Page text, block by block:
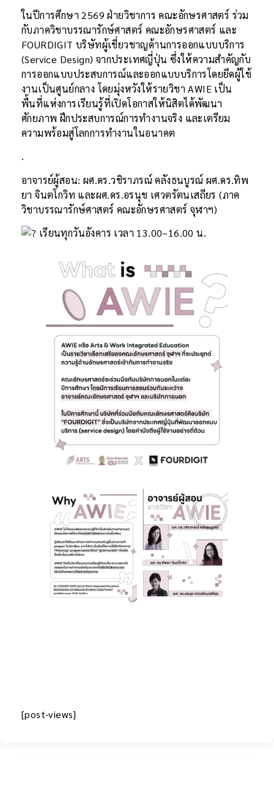
ในปีการศึกษา 2569 ฝ่ายวิชาการ คณะอักษรศาสตร์ ร่วม
กับภาควิชาบรรณารักษ์ศาสตร์ คณะอักษรศาสตร์ และ
FOURDIGIT บริษัทผู้เชี่ยวชาญด้านการออกแบบบริการ
(Service Design) จากประเทศญี่ปุ่น ซึ่งให้ความสำคัญกับ
การออกแบบประสบการณ์และออกแบบบริการโดยยึดผู้ใช้
งานเป็นศูนย์กลาง โดยมุ่งหวังให้รายวิชา AWIE เป็น
พื้นที่แห่งการเรียนรู้ที่เปิดโอกาสให้นิสิตได้พัฒนา
ศักยภาพ ฝึกประสบการณ์การทำงานจริง และเตรียม
ความพร้อมสู่โลกการทำงานในอนาคต
.
อาจารย์ผู้สอน: ผศ.ดร.วชิราภรณ์ คลังธนบูรณ์ ผศ.ดร.ทิพ
ยา จินตโกวิท และผศ.ดร.อรนุช เศวตรัตนเสถียร (ภาค
วิชาบรรณารักษ์ศาสตร์ คณะอักษรศาสตร์ จุฬาฯ)
เรียนทุกวันอังคาร เวลา 13.00–16.00 น.
[post-views]